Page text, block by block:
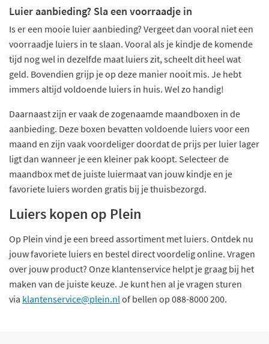
Luier aanbieding? Sla een voorraadje in
Is er een mooie luier aanbieding? Vergeet dan vooral niet een
voorraadje luiers in te slaan. Vooral als je kindje de komende
tijd nog wel in dezelfde maat luiers zit, scheelt dit heel wat
geld. Bovendien grijp je op deze manier nooit mis. Je hebt
immers altijd voldoende luiers in huis. Wel zo handig!
Daarnaast zijn er vaak de zogenaamde maandboxen in de
aanbieding. Deze boxen bevatten voldoende luiers voor een
maand en zijn vaak voordeliger doordat de prijs per luier lager
ligt dan wanneer je een kleiner pak koopt. Selecteer de
maandbox met de juiste luiermaat van jouw kindje en je
favoriete luiers worden gratis bij je thuisbezorgd.
Luiers kopen op Plein
Op Plein vind je een breed assortiment met luiers. Ontdek nu
jouw favoriete luiers en bestel direct voordelig online. Vragen
over jouw product? Onze klantenservice helpt je graag bij het
maken van de juiste keuze. Je kunt hen al je vragen sturen
via klantenservice@plein.nl of bellen op 088-8000 200.